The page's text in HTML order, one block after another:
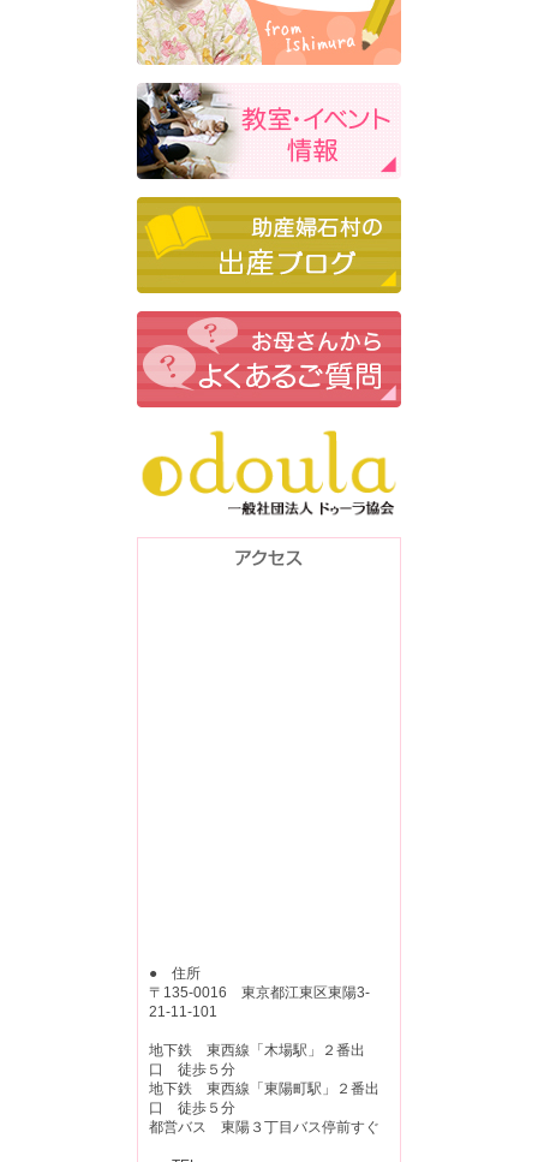
● 住所
〒135-0016 東京都江東区東陽3-
21-11-101
地下鉄 東西線「木場駅」２番出
口 徒歩５分
地下鉄 東西線「東陽町駅」２番出
口 徒歩５分
都営バス 東陽３丁目バス停前すぐ